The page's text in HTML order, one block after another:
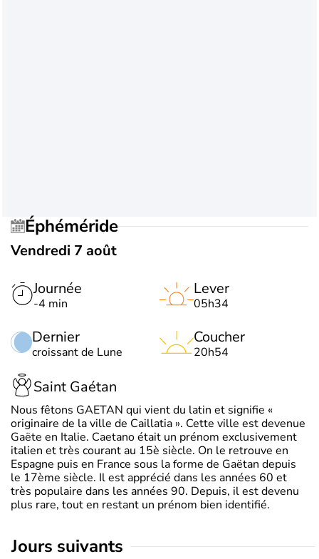
Éphéméride
Vendredi 7 août
Journée
-4 min
Dernier
croissant de Lune
Lever
05h34
Coucher
20h54
Saint Gaétan
Nous fêtons GAETAN qui vient du latin et signifie «
originaire de la ville de Caillatia ». Cette ville est devenue
Gaëte en Italie. Caetano était un prénom exclusivement
italien et très courant au 15è siècle. On le retrouve en
Espagne puis en France sous la forme de Gaëtan depuis
le 17ème siècle. Il est apprécié dans les années 60 et
très populaire dans les années 90. Depuis, il est devenu
plus rare, tout en restant un prénom bien identifié.
jours suivants